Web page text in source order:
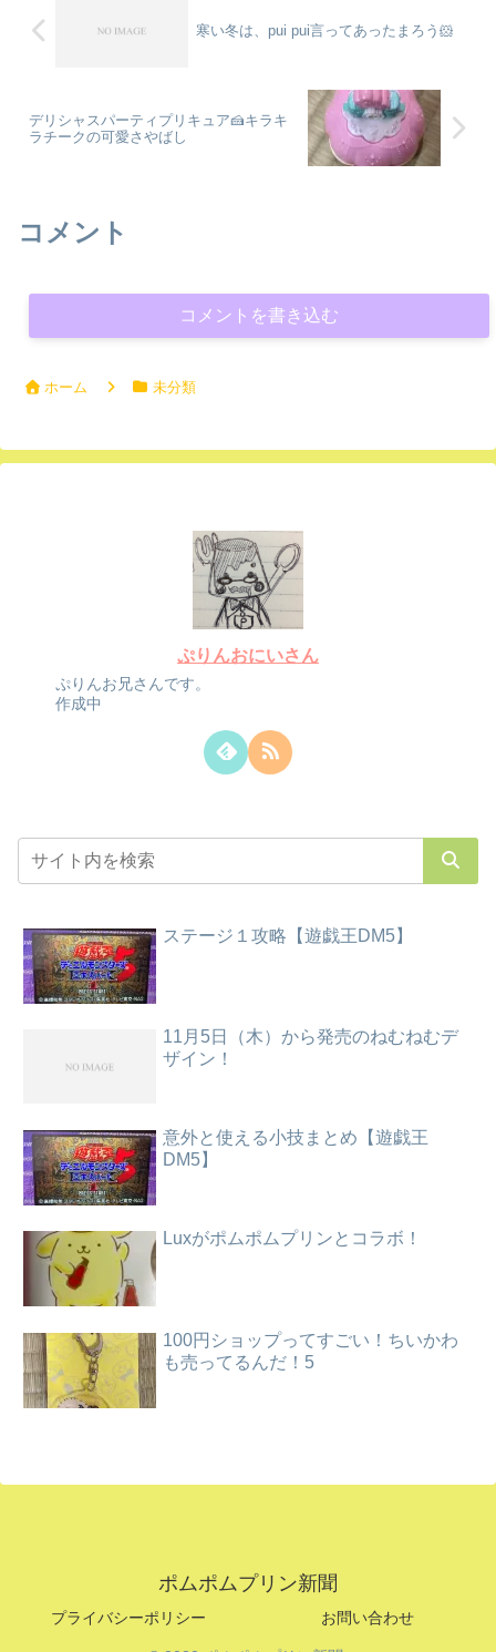
寒い冬は、pui pui言ってあったまろう🐹
デリシャスパーティプリキュア🍰キラキ
ラチークの可愛さやばし
コメント
コメントを書き込む
ホーム 未分類
ぷりんおにいさん
ぷりんお兄さんです。
作成中
ステージ１攻略【遊戯王DM5】
11月5日（木）から発売のねむねむデ
ザイン！
意外と使える小技まとめ【遊戯王
DM5】
Luxがポムポムプリンとコラボ！
100円ショップってすごい！ちいかわ
も売ってるんだ！5
ポムポムプリン新聞
プライバシーポリシー お問い合わせ